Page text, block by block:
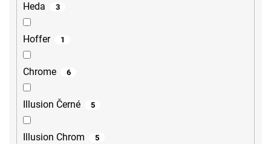
Heda 3
Hoffer 1
Chrome 6
Illusion Černé 5
Illusion Chrom 5